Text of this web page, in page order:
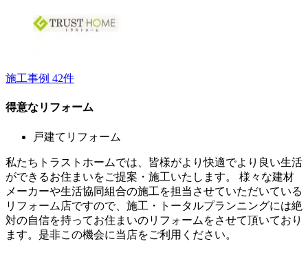
施工事例 42件
得意なリフォーム
戸建てリフォーム
私たちトラストホームでは、皆様がより快適でより良い生活
ができるお住まいをご提案・施工いたします。 様々な建材
メーカーや生活協同組合の施工を担当させていただいている
リフォーム店ですので、施工・トータルプランニングには絶
対の自信を持ってお住まいのリフォームをさせて頂いており
ます。是非この機会に当店をご利用ください。